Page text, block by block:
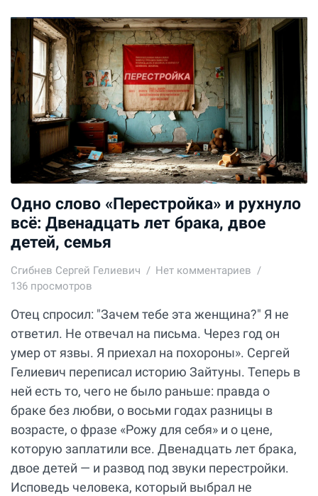
Одно слово «Перестройка» и рухнуло
всё: Двенадцать лет брака, двое
детей, семья
Сгибнев Сергей Гелиевич
Нет комментариев
136 просмотров
Отец спросил: "Зачем тебе эта женщина?" Я не
ответил. Не отвечал на письма. Через год он
умер от язвы. Я приехал на похороны». Сергей
Гелиевич переписал историю Зайтуны. Теперь в
ней есть то, чего не было раньше: правда о
браке без любви, о восьми годах разницы в
возрасте, о фразе «Рожу для себя» и о цене,
которую заплатили все. Двенадцать лет брака,
двое детей — и развод под звуки перестройки.
Исповедь человека, который выбрал не